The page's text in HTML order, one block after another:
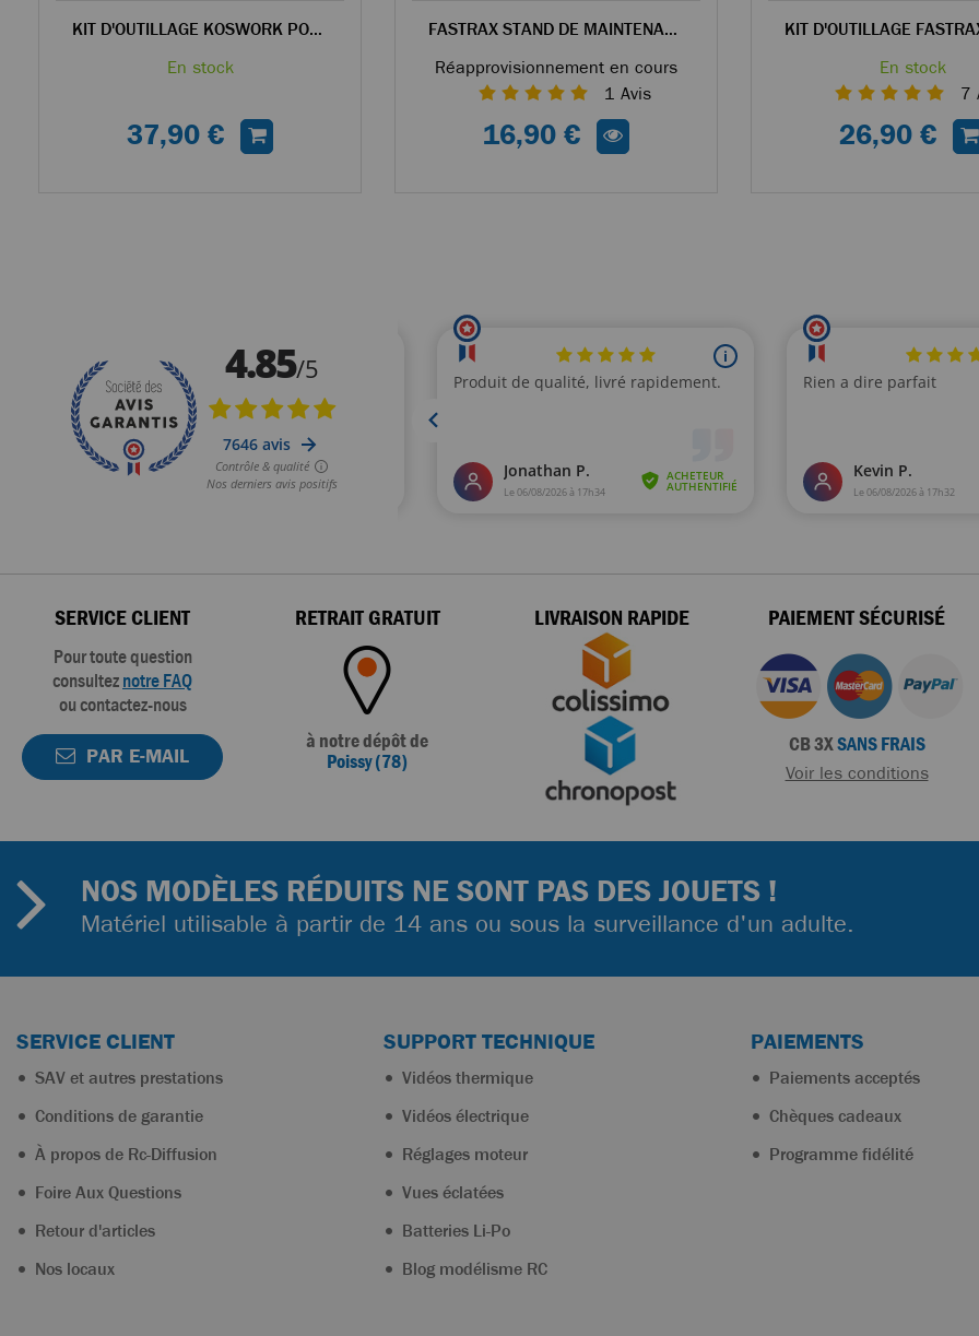
KIT D'OUTILLAGE KOSWORK POUR VOITURES TÉLÉCOMMANDÉES
En stock
37,90 €
FASTRAX STAND DE MAINTENANCE ROUGE POUR VOITURE RC
Réapprovisionnement en cours
1 Avis
16,90 €
En stock
7
26,90 €
SERVICE CLIENT
Pour toute question
consulteznotre FAQ
ou contactez-nous
PAR E-MAIL
RETRAIT GRATUIT
à notre dépôt de
Poissy (78)
LIVRAISON RAPIDE PAIEMENT SÉCURISÉ
CB 3XSANS FRAIS
Voir les conditions
NOS MODÈLES RÉDUITS NE SONT PAS DES JOUETS !
Matériel utilisable à partir de 14 ans ou sous la surveillance d'un adulte.
SERVICE CLIENT
SAV et autres prestations
Conditions de garantie
À propos de Rc-Diffusion
Foire Aux Questions
Retour d'articles
Nos locaux
SUPPORT TECHNIQUE
Vidéos thermique
Vidéos électrique
Réglages moteur
Vues éclatées
Batteries Li-Po
Blog modélisme RC
PAIEMENTS
Paiements acceptés
Chèques cadeaux
Programme fidélité